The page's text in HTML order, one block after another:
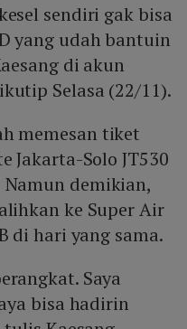
sendiri gak bisa
yang udah bantuin
di akun
Selasa (22/11).
memesan tiket
Jakarta-Solo JT530
Namun demikian,
ke Super Air
di hari yang sama.
Saya
bisa hadirin